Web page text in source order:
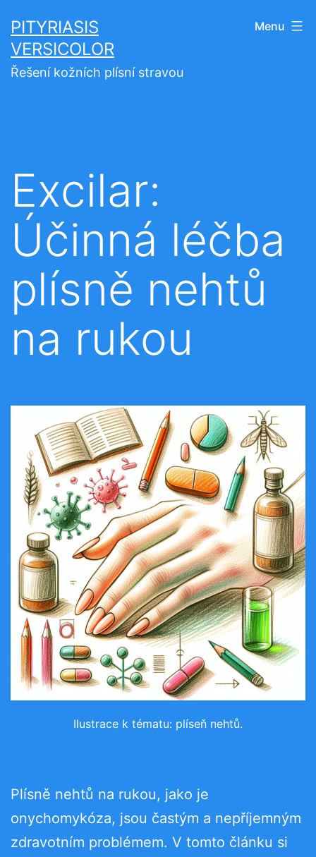
obsahu
PITYRIASIS
VERSICOLOR
Řešení kožních plísní stravou
Menu
Excilar:
Účinná léčba
plísně nehtů
na rukou
Ilustrace k tématu: plíseň nehtů.
Plísně nehtů na rukou, jako je
onychomykóza, jsou častým a nepříjemným
zdravotním problémem. V tomto článku si